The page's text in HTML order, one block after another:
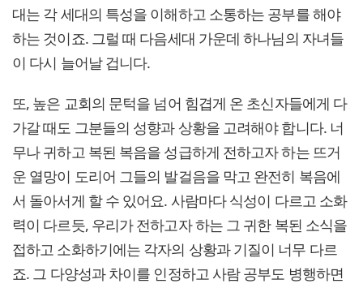
대는 각 세대의 특성을 이해하고 소통하는 공부를 해야
하는 것이죠. 그럴 때 다음세대 가운데 하나님의 자녀들
이 다시 늘어날 겁니다.
또, 높은 교회의 문턱을 넘어 힘겹게 온 초신자들에게 다
가갈 때도 그분들의 성향과 상황을 고려해야 합니다. 너
무나 귀하고 복된 복음을 성급하게 전하고자 하는 뜨거
운 열망이 도리어 그들의 발걸음을 막고 완전히 복음에
서 돌아서게 할 수 있어요. 사람마다 식성이 다르고 소화
력이 다르듯, 우리가 전하고자 하는 그 귀한 복된 소식을
접하고 소화하기에는 각자의 상황과 기질이 너무 다르
죠. 그 다양성과 차이를 인정하고 사람 공부도 병행하면